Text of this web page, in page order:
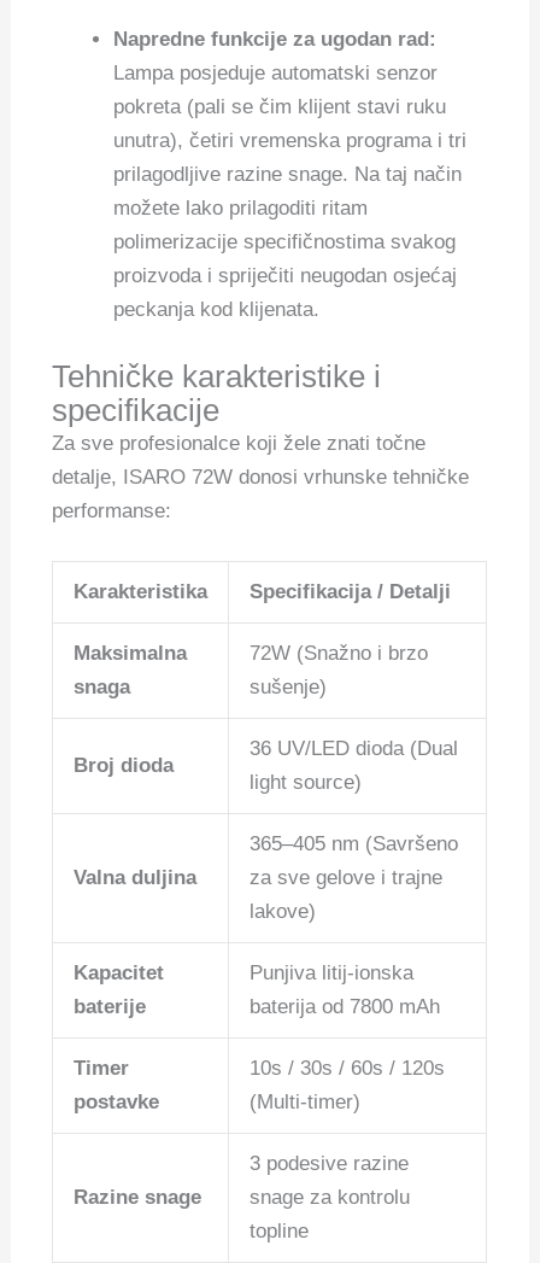
Napredne funkcije za ugodan rad:
Lampa posjeduje automatski senzor
pokreta (pali se čim klijent stavi ruku
unutra), četiri vremenska programa i tri
prilagodljive razine snage. Na taj način
možete lako prilagoditi ritam
polimerizacije specifičnostima svakog
proizvoda i spriječiti neugodan osjećaj
peckanja kod klijenata.
Tehničke karakteristike i
specifikacije
Za sve profesionalce koji žele znati točne
detalje, ISARO 72W donosi vrhunske tehničke
performanse:
Karakteristika Specifikacija / Detalji
Maksimalna
snaga
72W (Snažno i brzo
sušenje)
Broj dioda
36 UV/LED dioda (Dual
light source)
Valna duljina
365–405 nm (Savršeno
za sve gelove i trajne
lakove)
Kapacitet
baterije
Punjiva litij-ionska
baterija od 7800 mAh
Timer
postavke
10s / 30s / 60s / 120s
(Multi-timer)
Razine snage
3 podesive razine
snage za kontrolu
topline